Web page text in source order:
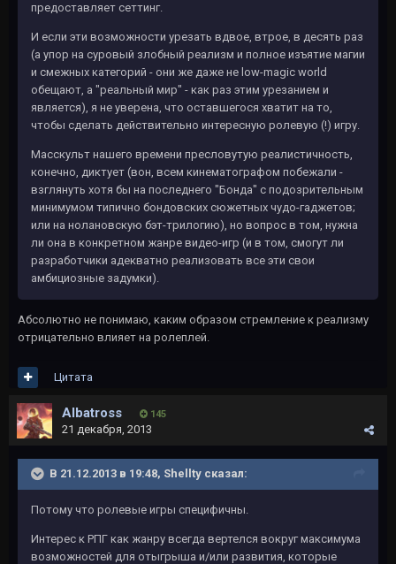
предоставляет сеттинг.
И если эти возможности урезать вдвое, втрое, в десять раз
(а упор на суровый злобный реализм и полное изъятие магии
и смежных категорий - они же даже не low-magic world
обещают, а "реальный мир" - как раз этим урезанием и
является), я не уверена, что оставшегося хватит на то,
чтобы сделать действительно интересную ролевую (!) игру.
Масскульт нашего времени пресловутую реалистичность,
конечно, диктует (вон, всем кинематографом побежали -
взглянуть хотя бы на последнего "Бонда" с подозрительным
минимумом типично бондовских сюжетных чудо-гаджетов;
или на нолановскую бэт-трилогию), но вопрос в том, нужна
ли она в конкретном жанре видео-игр (и в том, смогут ли
разработчики адекватно реализовать все эти свои
амбициозные задумки).
Абсолютно не понимаю, каким образом стремление к реализму
отрицательно влияет на ролеплей.
Цитата
Albatross 145
21 декабря, 2013
В 21.12.2013 в 19:48, Shellty сказал:
Потому что ролевые игры специфичны.
Интерес к РПГ как жанру всегда вертелся вокруг максимума
возможностей для отыгрыша и/или развития, которые